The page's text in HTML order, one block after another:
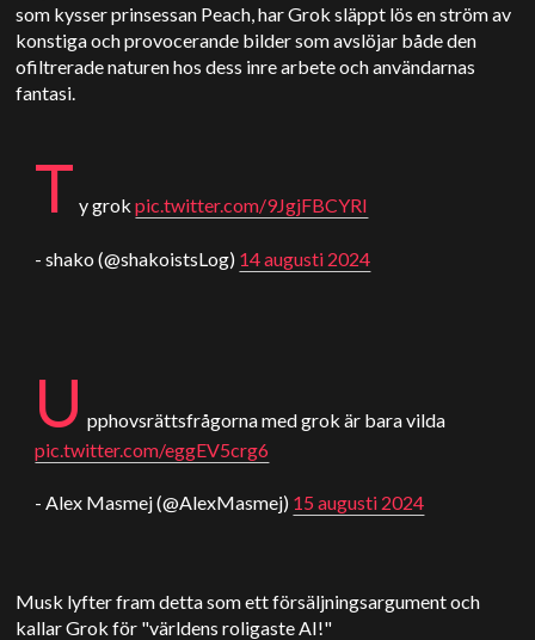
som kysser prinsessan Peach, har Grok släppt lös en ström av
konstiga och provocerande bilder som avslöjar både den
ofiltrerade naturen hos dess inre arbete och användarnas
fantasi.
T y grokpic.twitter.com/9JgjFBCYRI
- shako (@shakoistsLog) 14 augusti 2024
U pphovsrättsfrågorna med grok är bara vilda
pic.twitter.com/eggEV5crg6
- Alex Masmej (@AlexMasmej) 15 augusti 2024
Musk lyfter fram detta som ett försäljningsargument och
kallar Grok för "världens roligaste AI!"